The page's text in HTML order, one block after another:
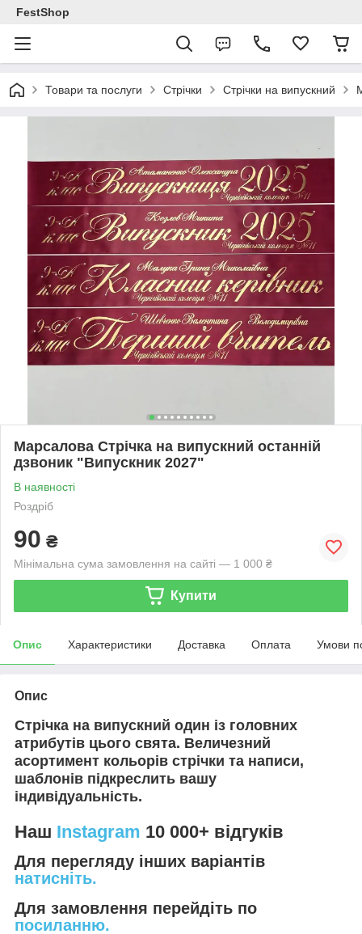
FestShop
Товари та послуги Стрічки Стрічки на випускний
Марсалова Стрічка на випускний останній
дзвоник "Випускник 2027"
В наявності
Роздріб
90 ₴
Мінімальна сума замовлення на сайті — 1 000 ₴
Купити
Опис Характеристики Доставка Оплата Умови
Опис
Стрічка на випускний один із головних
атрибутів цього свята. Величезний
асортимент кольорів стрічки та написи,
шаблонів підкреслить вашу
індивідуальність.
Наш Instagram 10 000+ відгуків
Для перегляду інших варіантів
натисніть.
Для замовлення перейдіть по
посиланню.